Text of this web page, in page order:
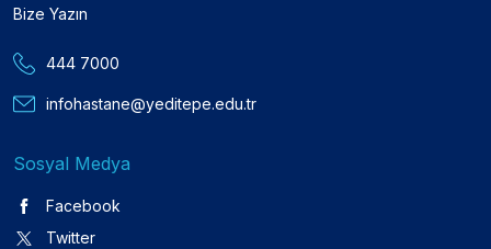
Bize Yazın
444 7000
infohastane@yeditepe.edu.tr
Sosyal Medya
Facebook
Twitter